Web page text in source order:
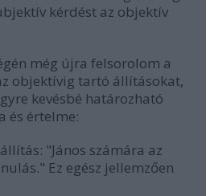
kérdést az objektív
még újra felsorolom a
objektívig tartó állításokat,
kevésbé határozható
és értelme:
"János számára az
Ez egész jellemzően